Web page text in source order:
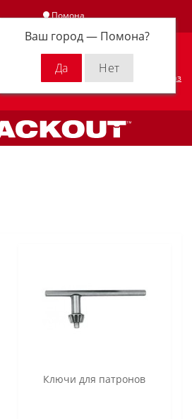
Помона
Ваш город — Помона?
Личный кабинет
0 р.
Оформить заказ
Ключи для патронов